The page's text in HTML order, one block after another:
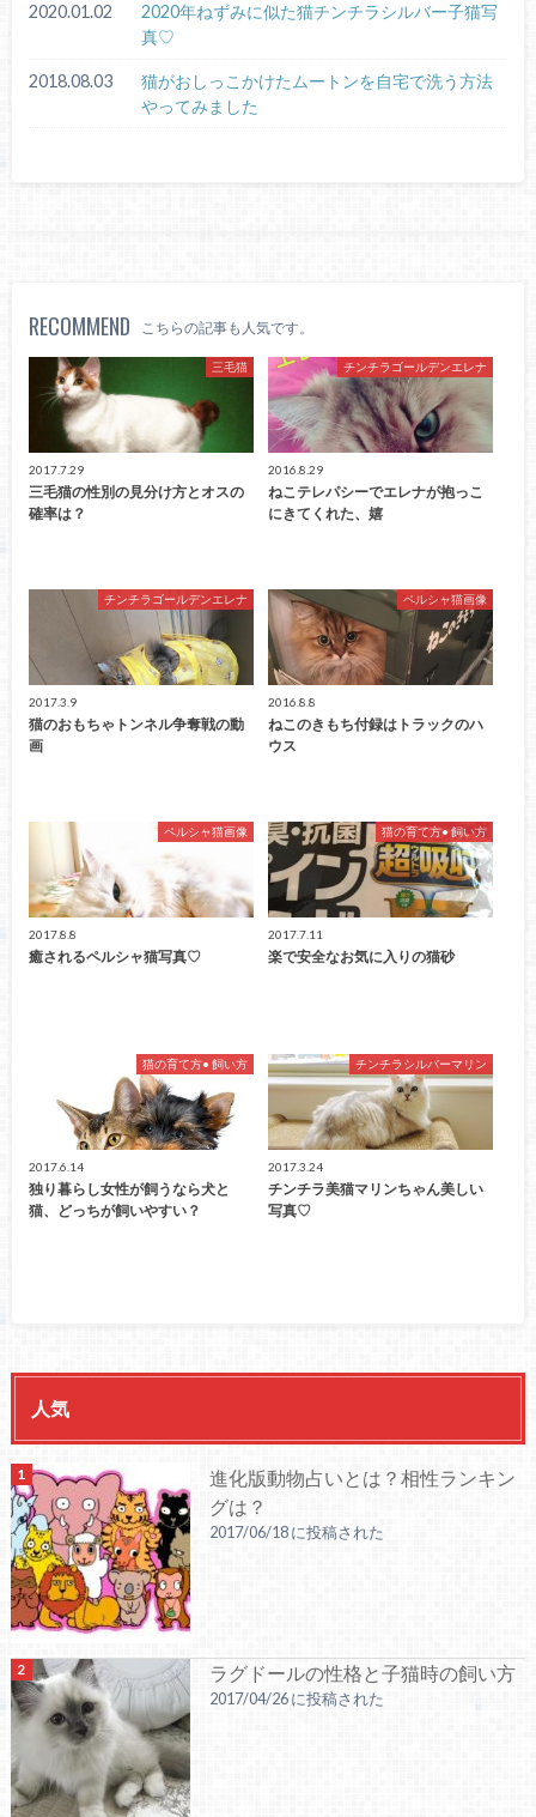
2020.01.02
2020年ねずみに似た猫チンチラシルバー子猫写
真♡
2018.08.03
猫がおしっこかけたムートンを自宅で洗う方法
やってみました
RECOMMEND こちらの記事も人気です。
三毛猫
2017.7.29
三毛猫の性別の見分け方とオスの
確率は？
チンチラゴールデンエレナ
2016.8.29
ねこテレパシーでエレナが抱っこ
にきてくれた、嬉
チンチラゴールデンエレナ
2017.3.9
猫のおもちゃトンネル争奪戦の動
画
ペルシャ猫画像
2016.8.8
ねこのきもち付録はトラックのハ
ウス
ペルシャ猫画像
2017.8.8
癒されるペルシャ猫写真♡
猫の育て方• 飼い方
2017.7.11
楽で安全なお気に入りの猫砂
猫の育て方• 飼い方
2017.6.14
独り暮らし女性が飼うなら犬と
猫、どっちが飼いやすい？
チンチラシルバーマリン
2017.3.24
チンチラ美猫マリンちゃん美しい
写真♡
人気
進化版動物占いとは？相性ランキン
グは？
2017/06/18 に投稿された
ラグドールの性格と子猫時の飼い方
2017/04/26 に投稿された